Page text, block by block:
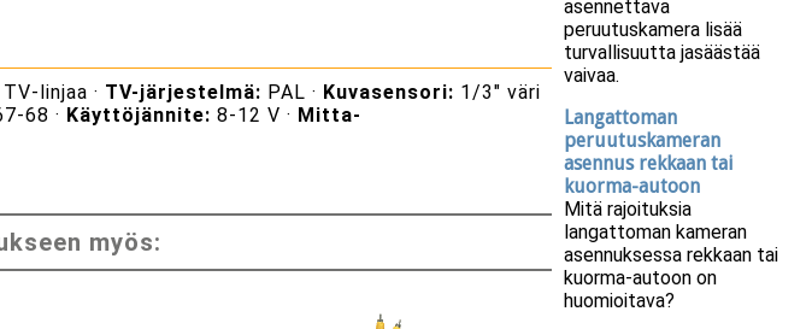
linjaa · TV-järjestelmä: PAL · Kuvasensori: 1/3" väri
68 · Käyttöjännite: 8-12 V · Mitta-
myös:
asennettava
peruutuskamera lisää
turvallisuutta jasäästää
vaivaa.
Langattoman
peruutuskameran
asennus rekkaan tai
kuorma-autoon
Mitä rajoituksia
langattoman kameran
asennuksessa rekkaan tai
kuorma-autoon on
huomioitava?